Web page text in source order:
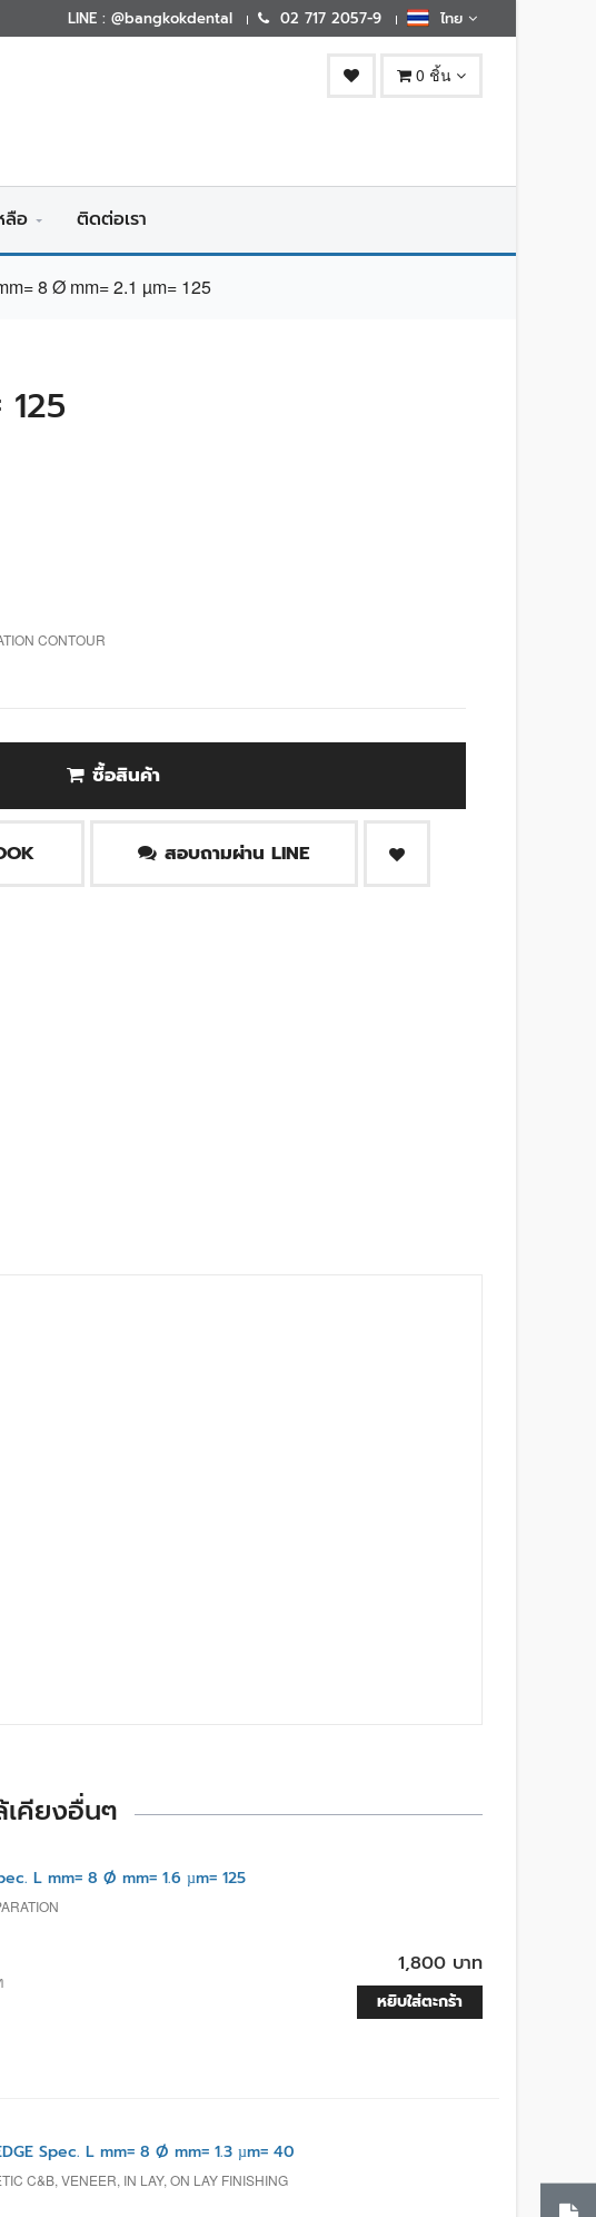
LINE : @bangkokdental 02 717 2057-9 ไทย
0 ชิ้น
ลือ ติดต่อเรา
8 Ø mm= 2.1 µm= 125
CONTOUR
ซื้อสินค้า
สอบถามผ่าน LINE
เคียงอื่นๆ
L mm= 8 Ø mm= 1.6 µm= 125
1,800 บาท
หยิบใส่ตะกร้า
Spec. L mm= 8 Ø mm= 1.3 µm= 40
C&B, VENEER, IN LAY, ON LAY FINISHING